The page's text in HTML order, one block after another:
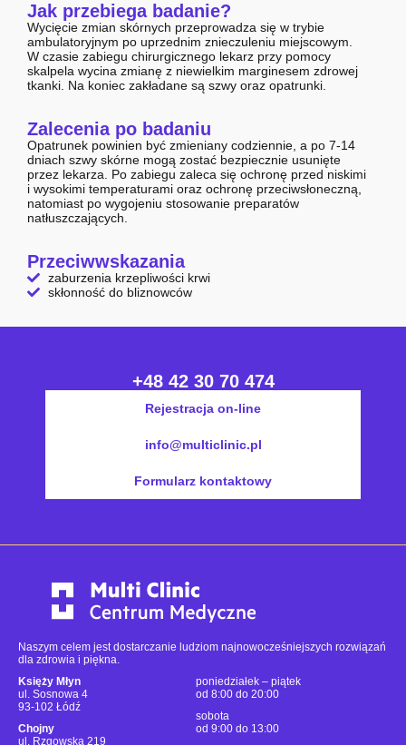
Jak przebiega badanie?
Wycięcie zmian skórnych przeprowadza się w trybie
ambulatoryjnym po uprzednim znieczuleniu miejscowym.
W czasie zabiegu chirurgicznego lekarz przy pomocy
skalpela wycina zmianę z niewielkim marginesem zdrowej
tkanki. Na koniec zakładane są szwy oraz opatrunki.
Zalecenia po badaniu
Opatrunek powinien być zmieniany codziennie, a po 7-14
dniach szwy skórne mogą zostać bezpiecznie usunięte
przez lekarza. Po zabiegu zaleca się ochronę przed niskimi
i wysokimi temperaturami oraz ochronę przeciwsłoneczną,
natomiast po wygojeniu stosowanie preparatów
natłuszczających.
Przeciwwskazania
zaburzenia krzepliwości krwi
skłonność do bliznowców
+48 42 30 70 474
Rejestracja on-line
info@multiclinic.pl
Formularz kontaktowy
Naszym celem jest dostarczanie ludziom najnowocześniejszych rozwiązań
dla zdrowia i piękna.
Księży Młyn
ul. Sosnowa 4
93-102 Łódź
Chojny
ul. Rzgowska 219
poniedziałek – piątek
od 8:00 do 20:00
sobota
od 9:00 do 13:00